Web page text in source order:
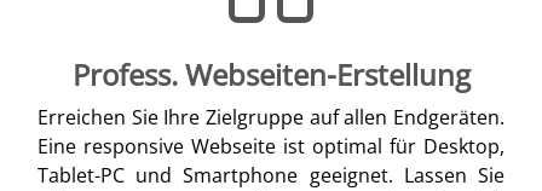
Profess. Webseiten-Erstellung
Erreichen Sie Ihre Zielgruppe auf allen Endgeräten.
Eine responsive Webseite ist optimal für Desktop,
Tablet-PC und Smartphone geeignet. Lassen Sie